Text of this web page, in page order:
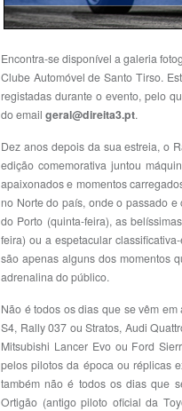
Encontra-se disponível a galeria
Clube Automóvel de Santo Tirso.
registadas durante o evento, pelo
do email geral@direita3.pt.
Dez anos depois da sua estreia, o
edição comemorativa juntou
apaixonados e momentos
no Norte do país, onde o passado
do Porto (quinta-feira), as
feira) ou a espetacular
são apenas alguns dos momentos
adrenalina do público.
Não é todos os dias que se vêm
S4, Rally 037 ou Stratos, Audi
Mitsubishi Lancer Evo ou Ford
pelos pilotos da época ou réplicas
também não é todos os dias que
Ortigão (antigo piloto oficial da